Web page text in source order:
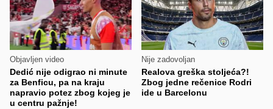
Objavljen video
Dedić nije odigrao ni minute
za Benficu, pa na kraju
napravio potez zbog kojeg je
u centru pažnje!
Nije zadovoljan
Realova greška stoljeća?!
Zbog jedne rečenice Rodri
ide u Barcelonu